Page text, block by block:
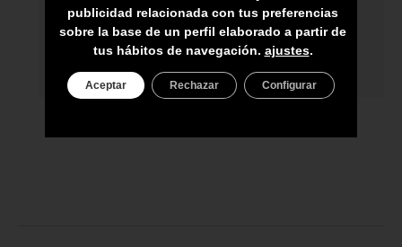
ASESORAMIENTO PERSONAL
PRECIO DEL PRODUCTO NO INCLUYE
IGIC
publicidad relacionada con tus preferencias
sobre la base de un perfil elaborado a partir de
tus hábitos de navegación. ajustes.
Aceptar Rechazar Configurar